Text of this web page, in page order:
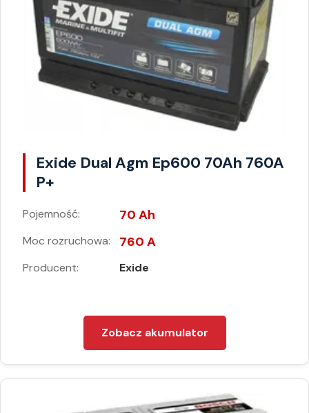
Exide Dual Agm Ep600 70Ah 760A
P+
Pojemność: 70 Ah
Moc rozruchowa: 760 A
Producent: Exide
Zobacz akumulator